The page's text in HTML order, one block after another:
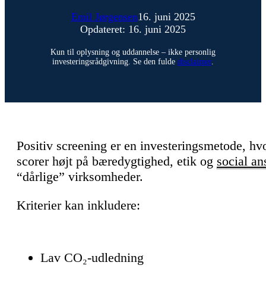
Emil Jørgensen16. juni 2025
Opdateret: 16. juni 2025
Kun til oplysning og uddannelse – ikke personlig
investeringsrådgivning. Se den fulde disclaimer.
Positiv screening er en investeringsmetode,
scorer højt på bæredygtighed, etik og social
“dårlige” virksomheder.
Kriterier kan inkludere:
Lav CO₂-udledning